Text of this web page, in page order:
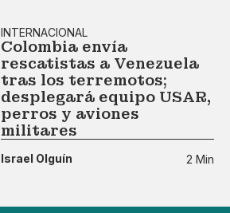
INTERNACIONAL
Colombia envía
rescatistas a Venezuela
tras los terremotos;
desplegará equipo USAR,
perros y aviones
militares
Israel Olguín 2 Min